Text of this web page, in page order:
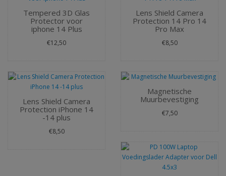
Tempered 3D Glas
Protector voor
iphone 14 Plus
€12,50
Lens Shield Camera
Protection 14 Pro 14
Pro Max
€8,50
Lens Shield Camera
Protection iPhone 14
-14 plus
€8,50
Magnetische
Muurbevestiging
€7,50